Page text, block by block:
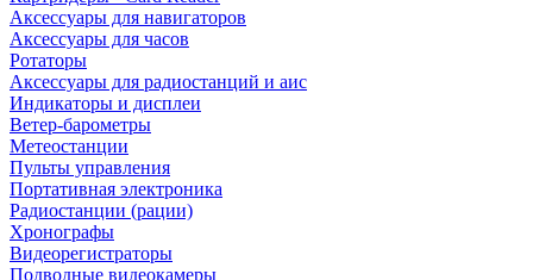
Аксессуары для навигаторов
Аксессуары для часов
Ротаторы
Аксессуары для радиостанций и аис
Индикаторы и дисплеи
Ветер-барометры
Метеостанции
Пульты управления
Портативная электроника
Радиостанции (рации)
Хронографы
Видеорегистраторы
Подводные видеокамеры